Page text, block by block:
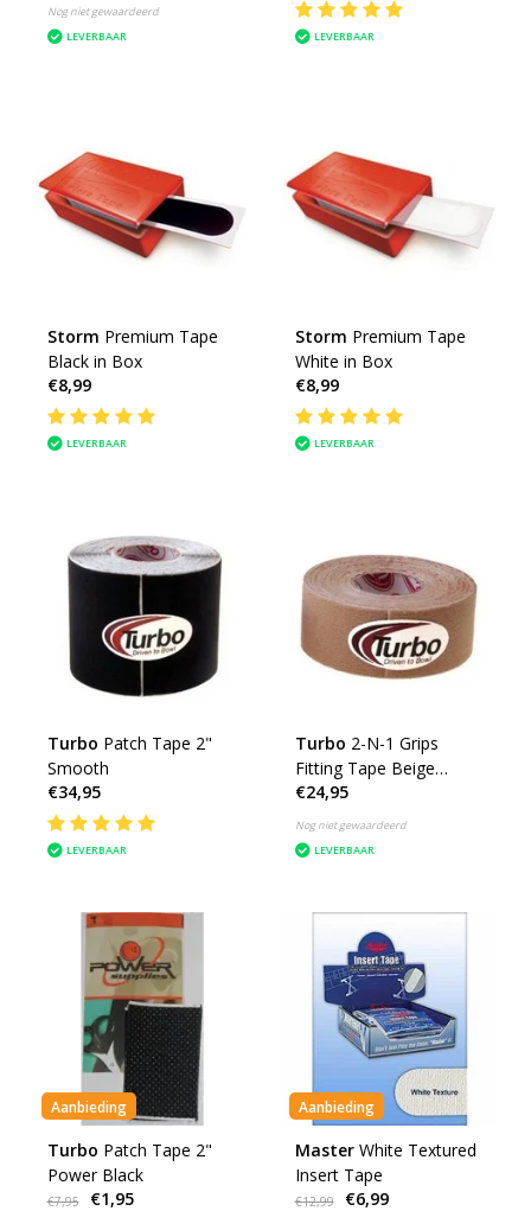
Nog niet gewaardeerd
LEVERBAAR
LEVERBAAR
Storm Premium Tape
Black in Box
€8,99
LEVERBAAR
Storm Premium Tape
White in Box
€8,99
LEVERBAAR
Turbo Patch Tape 2"
Smooth
€34,95
LEVERBAAR
Turbo 2-N-1 Grips
Fitting Tape Beige
Smooth
€24,95
Nog niet gewaardeerd
LEVERBAAR
Aanbieding
Turbo Patch Tape 2"
Power Black
€7,95 €1,95
Aanbieding
Master White Textured
Insert Tape
€12,99 €6,99